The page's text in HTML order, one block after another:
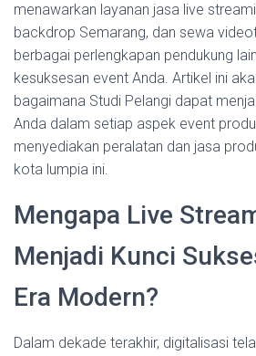
menawarkan layanan jasa live
backdrop Semarang, dan sewa
berbagai perlengkapan pendukung
kesuksesan event Anda. Artikel ini
bagaimana Studi Pelangi dapat
Anda dalam setiap aspek event
menyediakan peralatan dan jasa
kota lumpia ini.
Mengapa Live
Menjadi Kunci
Era Modern?
Dalam dekade terakhir, digitalisasi